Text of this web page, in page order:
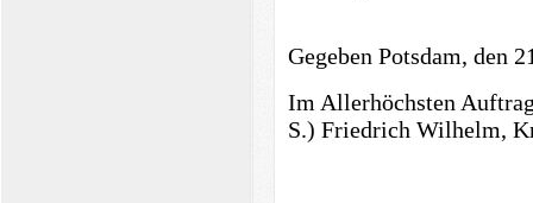
Gegeben Potsdam, den
Im Allerhöchsten
S.) Friedrich Wilhelm,